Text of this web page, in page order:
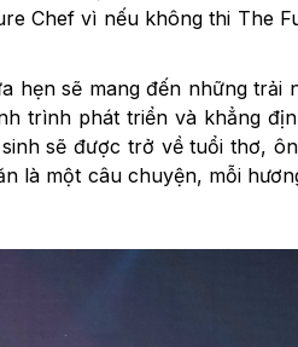
Chef vì nếu không thi The
hẹn sẽ mang đến những trải
trình phát triển và khẳng
sẽ được trở về tuổi thơ,
là một câu chuyện, mỗi